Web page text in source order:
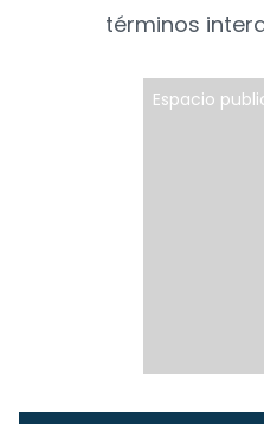
términos
Espacio